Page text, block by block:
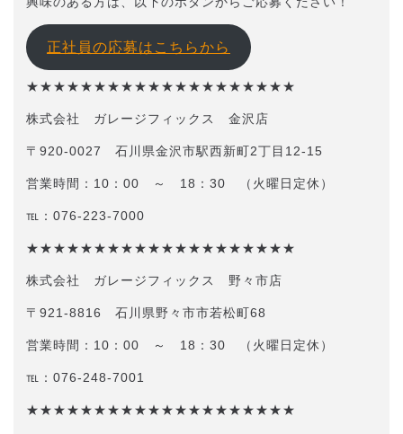
正社員の応募はこちらから
★★★★★★★★★★★★★★★★★★★★
株式会社 ガレージフィックス 金沢店
〒920-0027 石川県金沢市駅西新町2丁目12-15
営業時間：10：00 ～ 18：30 （火曜日定休）
℡：076-223-7000
★★★★★★★★★★★★★★★★★★★★
株式会社 ガレージフィックス 野々市店
〒921-8816 石川県野々市市若松町68
営業時間：10：00 ～ 18：30 （火曜日定休）
℡：076-248-7001
★★★★★★★★★★★★★★★★★★★★